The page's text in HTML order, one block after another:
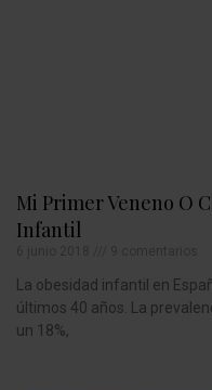
Mi Primer Veneno O
Infantil
La obesidad infantil en
últimos 40 años. La
un 18%,